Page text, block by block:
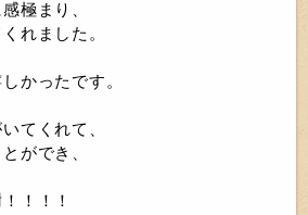
極まり、
れました。
かったです。
てくれて、
ができ、
！！！